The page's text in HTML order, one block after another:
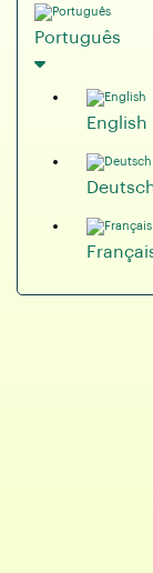
Português
English